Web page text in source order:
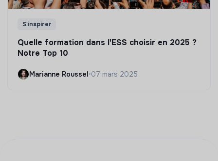
S'inspirer
Quelle formation dans l'ESS choisir en 2025 ?
Notre Top 10
Marianne Roussel•07 mars 2025